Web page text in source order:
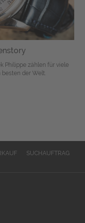
Philippe zählen für viele
besten der Welt.
SUCHAUFTRAG